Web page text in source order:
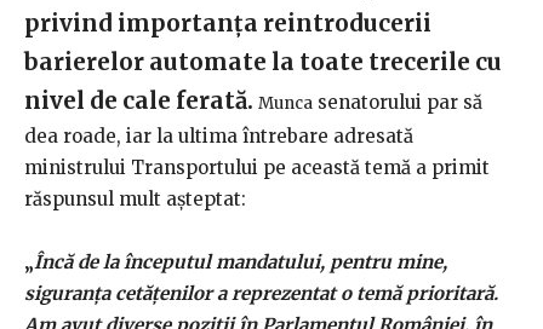
privind importanţa reintroducerii
barierelor automate la toate trecerile cu
nivel de cale ferată. Munca senatorului par să
dea roade, iar la ultima întrebare adresată
ministrului Transportului pe această temă a primit
răspunsul mult aşteptat:
„Încă de la începutul mandatului, pentru mine,
siguranţa cetăţenilor a reprezentat o temă prioritară.
Am avut diverse poziţii în Parlamentul României, în